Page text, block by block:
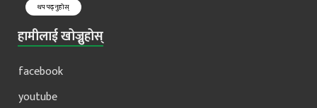
थप पढ्नुहोस्
हामीलाई खोज्नुहोस्
facebook
youtube